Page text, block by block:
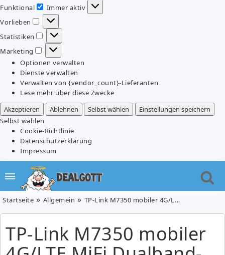
Funktional
Funktional
Immer aktiv
Vorlieben
Vorlieben
Statistiken
Statistiken
Marketing
Marketing
Optionen verwalten
Dienste verwalten
Verwalten von {vendor_count}-Lieferanten
Lese mehr über diese Zwecke
Akzeptieren
Ablehnen Selbst wählen
Einstellungen speichern
Selbst wählen
Cookie-Richtlinie
Datenschutzerklärung
Impressum
Startseite Allgemein TP-Link M7350 mobiler 4G/LTE MiFi Dualband-WLAN-Router mit Display für 67,16€
TP-Link M7350 mobiler